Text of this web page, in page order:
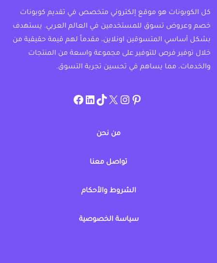
كل الكوبونات هو موقع إلكتروني متخصص في تقديم كوبونات
خصم وعروض تسوق للمستخدمين في العالم العربي. يستهدف
بشكل أساسي المتسوقين اونلاين، مقدماً لهم قيمة حقيقية من
خلال توفير فرص للتوفير على مجموعة واسعة من المنتجات
والخدمات، مما يساهم في تحسين تجربة التسوق.
pinterest
allcouponat
twitter
TikTok
linkedin
facebook
من نحن
تواصل معنا
الشروط والأحكام
سياسة الخصوصية